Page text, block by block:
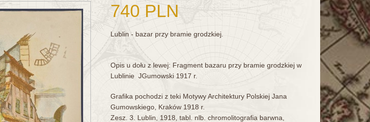
740 PLN
Lublin - bazar przy bramie grodzkiej.
Opis u dołu z lewej: Fragment bazaru przy bramie grodzkiej w
Lublinie JGumowski 1917 r.
Grafika pochodzi z teki Motywy Architektury Polskiej Jana
Gumowskiego, Kraków 1918 r.
Zesz. 3. Lublin, 1918, tabl. nlb. chromolitografia barwna,